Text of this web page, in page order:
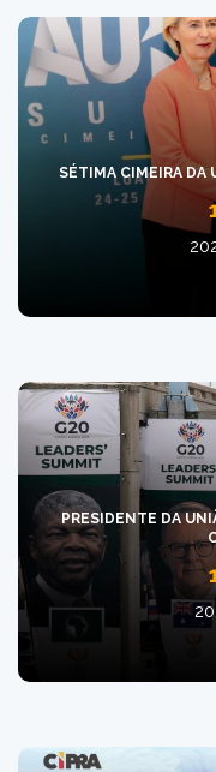
SÉTIMA CIMEIRA DA
PRESIDENTE DA